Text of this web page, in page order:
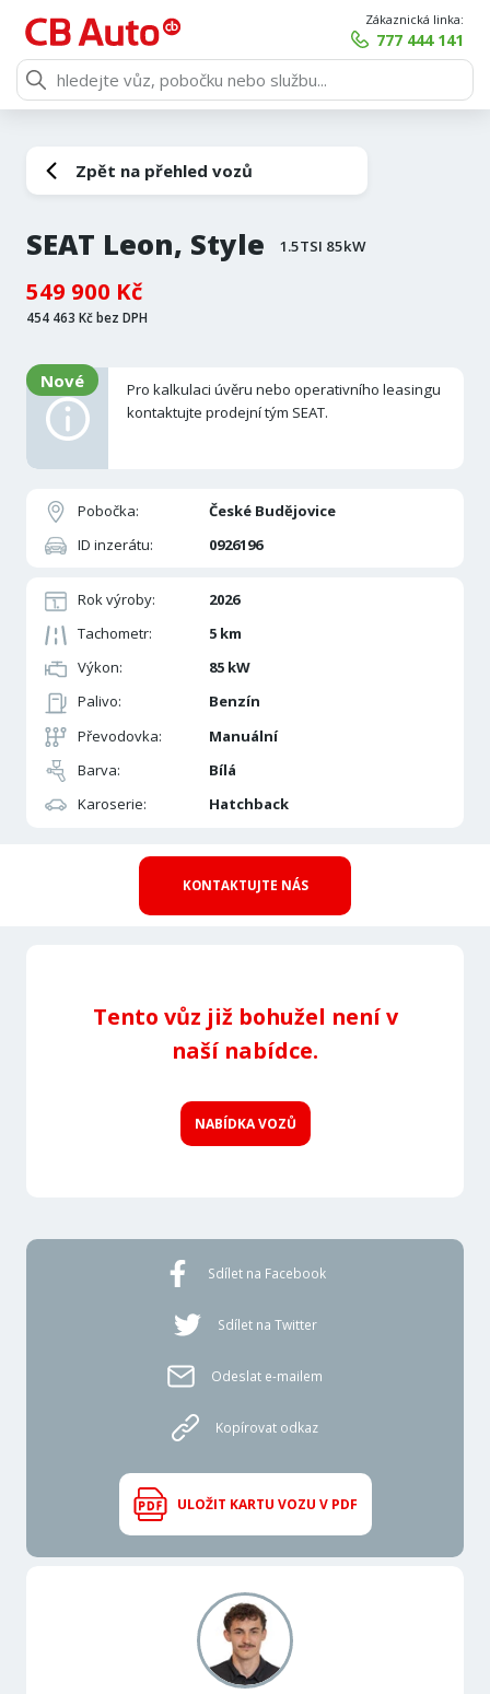
Zákaznická linka:
777 444 141
Zpět na přehled vozů
SEAT Leon, Style 1.5TSI 85kW
549 900 Kč
454 463 Kč bez DPH
Pobočka:
České Budějovice
ID inzerátu:
0926196
Rok výroby:
2026
Tachometr:
5 km
Výkon:
85 kW
Palivo:
Benzín
Převodovka:
Manuální
Barva:
Bílá
Karoserie:
Hatchback
Nové
Pro kalkulaci úvěru nebo operativního leasingu
kontaktujte prodejní tým SEAT.
KONTAKTUJTE NÁS
Tento vůz již bohužel není v
naší nabídce.
NABÍDKA VOZŮ
Sdílet na Facebook
Sdílet na Twitter
Odeslat e-mailem
Kopírovat odkaz
ULOŽIT KARTU VOZU V PDF